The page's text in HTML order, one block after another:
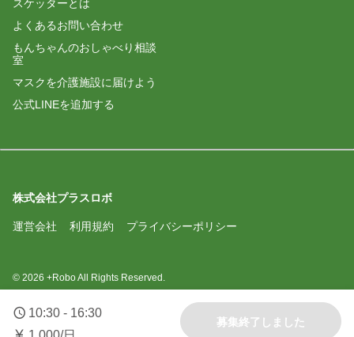
10:30 - 16:30
募集終了しました
スケッターとは
よくあるお問い合わせ
もんちゃんのおしゃべり相談
室
マスクを介護施設に届けよう
公式LINEを追加する
株式会社プラスロボ
運営会社 利用規約 プライバシーポリシー
© 2026 +Robo All Rights Reserved.